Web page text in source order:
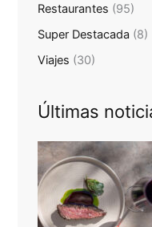
Restaurantes (95)
Super Destacada (8)
Viajes (30)
Últimas